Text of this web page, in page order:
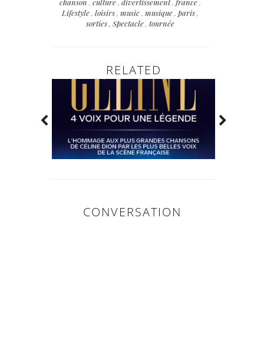
chanson , culture, divertissement, france,
Lifestyle, loisirs, music, musique, paris,
sorties, Spectacle, tournée
RELATED
CONVERSATION